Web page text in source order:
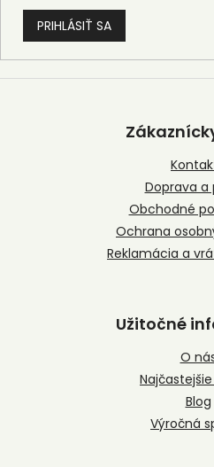
PRIHLÁSIŤ SA
Z
Doprava a
Obchodné
Ochrana
Reklamácia a
Užitočné
O
Blog
Výročná